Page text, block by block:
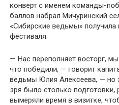
конверт с именем команды-
баллов набрал Мичуринский
«Сибирские ведьмы»
фестиваля.
— Нас переполняет восторг,
что победили, — говорит
ведьмы Юлия Алексеева, — но
зря было столько подготовки,
вымеряли время в визитке,